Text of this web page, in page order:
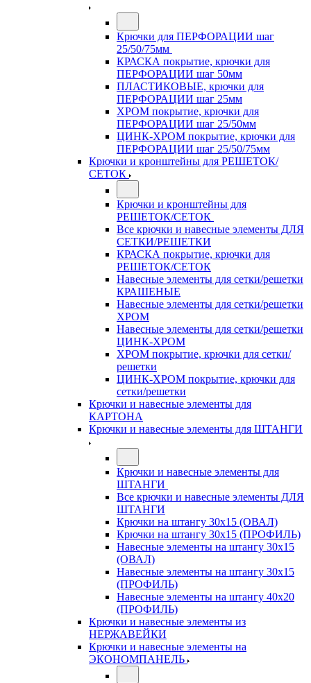
Крючки для ПЕРФОРАЦИИ шаг
25/50/75мм
КРАСКА покрытие, крючки для
ПЕРФОРАЦИИ шаг 50мм
ПЛАСТИКОВЫЕ, крючки для
ПЕРФОРАЦИИ шаг 25мм
ХРОМ покрытие, крючки для
ПЕРФОРАЦИИ шаг 25/50мм
ЦИНК-ХРОМ покрытие, крючки для
ПЕРФОРАЦИИ шаг 25/50/75мм
Крючки и кронштейны для РЕШЕТОК/
СЕТОК
Крючки и кронштейны для
РЕШЕТОК/СЕТОК
Все крючки и навесные элементы ДЛЯ
СЕТКИ/РЕШЕТКИ
КРАСКА покрытие, крючки для
РЕШЕТОК/СЕТОК
Навесные элементы для сетки/решетки
КРАШЕНЫЕ
Навесные элементы для сетки/решетки
ХРОМ
Навесные элементы для сетки/решетки
ЦИНК-ХРОМ
ХРОМ покрытие, крючки для сетки/
решетки
ЦИНК-ХРОМ покрытие, крючки для
сетки/решетки
Крючки и навесные элементы для
КАРТОНА
Крючки и навесные элементы для ШТАНГИ
Крючки и навесные элементы для
ШТАНГИ
Все крючки и навесные элементы ДЛЯ
ШТАНГИ
Крючки на штангу 30х15 (ОВАЛ)
Крючки на штангу 30х15 (ПРОФИЛЬ)
Навесные элементы на штангу 30х15
(ОВАЛ)
Навесные элементы на штангу 30х15
(ПРОФИЛЬ)
Навесные элементы на штангу 40х20
(ПРОФИЛЬ)
Крючки и навесные элементы из
НЕРЖАВЕЙКИ
Крючки и навесные элементы на
ЭКОНОМПАНЕЛЬ